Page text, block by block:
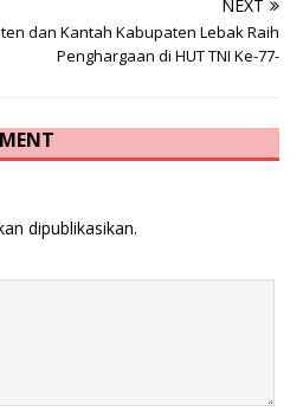
NEXT
dan Kantah Kabupaten Lebak Raih
Penghargaan di HUT TNI Ke-77-
dipublikasikan.